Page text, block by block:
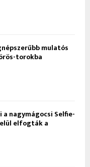
mulatós
torokba
nagymágocsi Selfie-
elfogták a